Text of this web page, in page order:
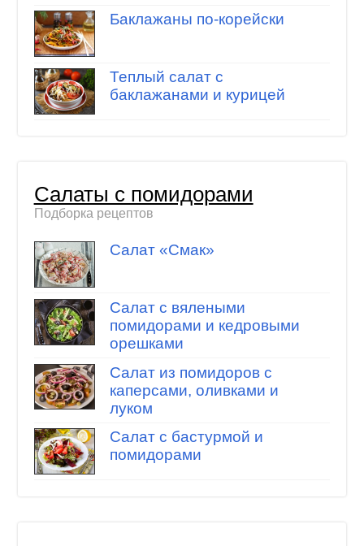
Баклажаны по-корейски
Теплый салат с
баклажанами и курицей
Салаты с помидорами
Подборка рецептов
Салат «Смак»
Салат с вялеными
помидорами и кедровыми
орешками
Салат из помидоров с
каперсами, оливками и
луком
Салат с бастурмой и
помидорами